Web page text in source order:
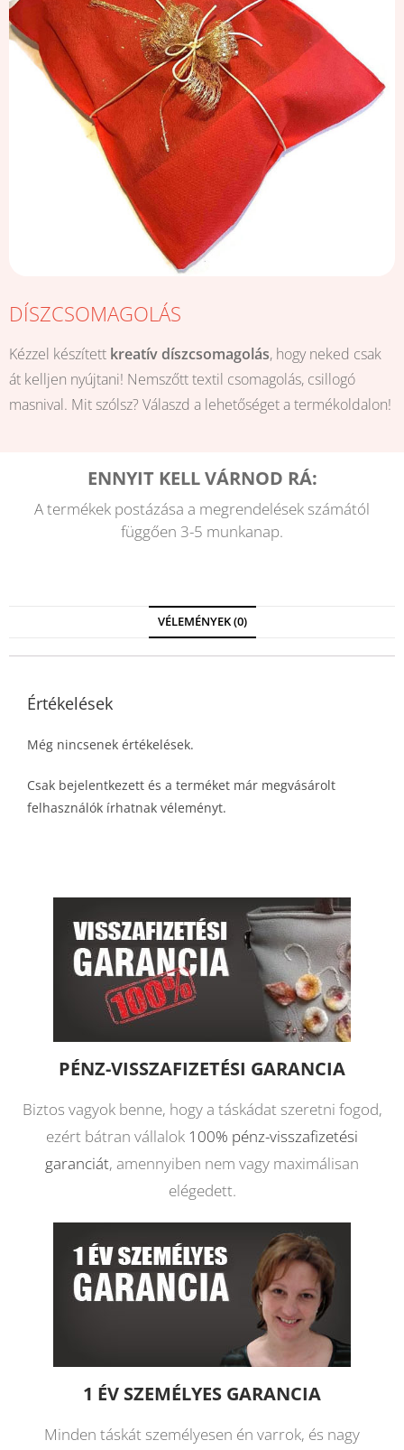
DÍSZCSOMAGOLÁS
Kézzel készített kreatív díszcsomagolás, hogy neked csak
át kelljen nyújtani! Nemszőtt textil csomagolás, csillogó
masnival. Mit szólsz? Válaszd a lehetőséget a termékoldalon!
ENNYIT KELL VÁRNOD RÁ:
A termékek postázása a megrendelések számától
függően 3-5 munkanap.
VÉLEMÉNYEK (0)
Értékelések
Még nincsenek értékelések.
Csak bejelentkezett és a terméket már megvásárolt
felhasználók írhatnak véleményt.
PÉNZ-VISSZAFIZETÉSI GARANCIA
Biztos vagyok benne, hogy a táskádat szeretni fogod,
ezért bátran vállalok 100% pénz-visszafizetési
garanciát, amennyiben nem vagy maximálisan
elégedett.
1 ÉV SZEMÉLYES GARANCIA
Minden táskát személyesen én varrok, és nagy